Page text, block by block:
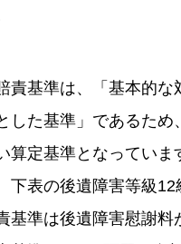
責基準は、「基本的な
した基準」であるため
算定基準となっていま
下表の後遺障害等級12
基準は後遺障害慰謝料